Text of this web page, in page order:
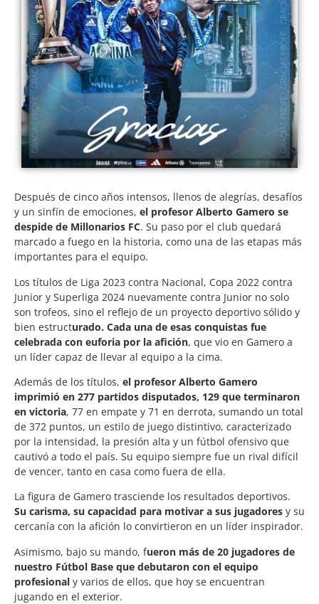
Después de cinco años intensos, llenos de alegrías, desafíos
y un sinfín de emociones, el profesor Alberto Gamero se
despide de Millonarios FC. Su paso por el club quedará
marcado a fuego en la historia, como una de las etapas más
importantes para el equipo.
Los títulos de Liga 2023 contra Nacional, Copa 2022 contra
Junior y Superliga 2024 nuevamente contra Junior no solo
son trofeos, sino el reflejo de un proyecto deportivo sólido y
bien estructurado. Cada una de esas conquistas fue
celebrada con euforia por la afición, que vio en Gamero a
un líder capaz de llevar al equipo a la cima.
Además de los títulos, el profesor Alberto Gamero
imprimió en 277 partidos disputados, 129 que terminaron
en victoria, 77 en empate y 71 en derrota, sumando un total
de 372 puntos, un estilo de juego distintivo, caracterizado
por la intensidad, la presión alta y un fútbol ofensivo que
cautivó a todo el país. Su equipo siempre fue un rival difícil
de vencer, tanto en casa como fuera de ella.
La figura de Gamero trasciende los resultados deportivos.
Su carisma, su capacidad para motivar a sus jugadores y su
cercanía con la afición lo convirtieron en un líder inspirador.
Asimismo, bajo su mando, fueron más de 20 jugadores de
nuestro Fútbol Base que debutaron con el equipo
profesional y varios de ellos, que hoy se encuentran
jugando en el exterior.